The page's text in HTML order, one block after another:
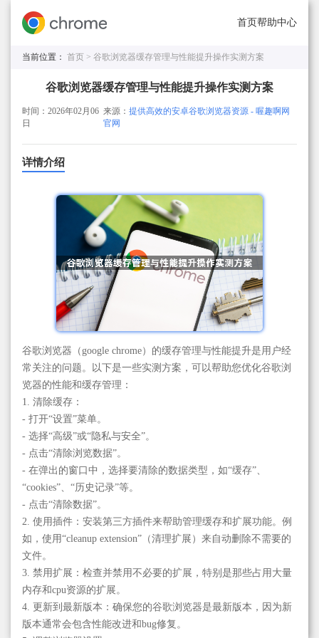
首页帮助中心
当前位置： 首页 > 谷歌浏览器缓存管理与性能提升操作实测方案
谷歌浏览器缓存管理与性能提升操作实测方案
时间：2026年02月06
日
来源：提供高效的安卓谷歌浏览器资源 - 喔趣啊网
官网
详情介绍
谷歌浏览器（google chrome）的缓存管理与性能提升是用户经
常关注的问题。以下是一些实测方案，可以帮助您优化谷歌浏
览器的性能和缓存管理：
1. 清除缓存：
- 打开“设置”菜单。
- 选择“高级”或“隐私与安全”。
- 点击“清除浏览数据”。
- 在弹出的窗口中，选择要清除的数据类型，如“缓存”、
“cookies”、“历史记录”等。
- 点击“清除数据”。
2. 使用插件：安装第三方插件来帮助管理缓存和扩展功能。例
如，使用“cleanup extension”（清理扩展）来自动删除不需要的
文件。
3. 禁用扩展：检查并禁用不必要的扩展，特别是那些占用大量
内存和cpu资源的扩展。
4. 更新到最新版本：确保您的谷歌浏览器是最新版本，因为新
版本通常会包含性能改进和bug修复。